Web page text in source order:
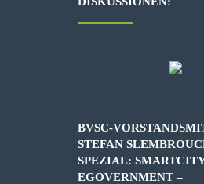
BVSC-
STEFAN
SPEZIAL:
EGOVERNMENT –